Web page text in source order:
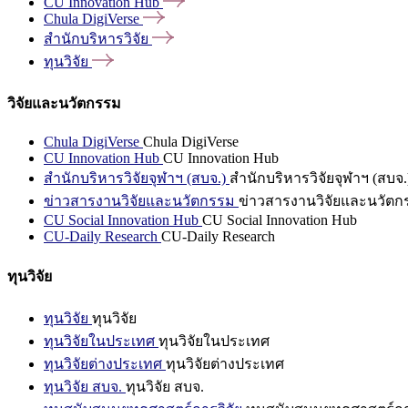
Chula DigiVerse
สำนักบริหารวิจัย
ทุนวิจัย
วิจัยและนวัตกรรม
Chula DigiVerse Chula DigiVerse
CU Innovation Hub CU Innovation Hub
สำนักบริหารวิจัยจุฬาฯ (สบจ.) สำนักบริหารวิจัยจุฬาฯ (สบจ
ข่าวสารงานวิจัยและนวัตกรรม ข่าวสารงานวิจัยและนวัตก
CU Social Innovation Hub CU Social Innovation Hub
CU-Daily Research CU-Daily Research
ทุนวิจัย
ทุนวิจัย ทุนวิจัย
ทุนวิจัยในประเทศ ทุนวิจัยในประเทศ
ทุนวิจัยต่างประเทศ ทุนวิจัยต่างประเทศ
ทุนวิจัย สบจ. ทุนวิจัย สบจ.